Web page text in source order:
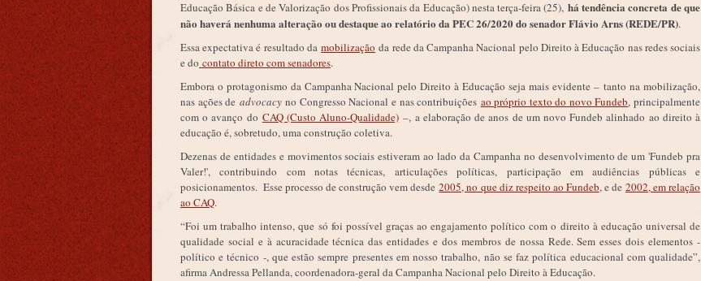
Educação Básica e de Valorização dos Profissionais da Educação) nesta terça-feira (25), há tendência concreta de que
não haverá nenhuma alteração ou destaque ao relatório da PEC 26/2020 do senador Flávio Arns (REDE/PR).
Essa expectativa é resultado damobilização da rede da Campanha Nacional pelo Direito à Educação nas redes sociais
e do contato direto com senadores.
Embora o protagonismo da Campanha Nacional pelo Direito à Educação seja mais evidente – tanto na mobilização,
nas ações de advocacyno Congresso Nacional e nas contribuições ao próprio texto do novo Fundeb, principalmente
com o avanço do CAQ (Custo Aluno-Qualidade) –, a elaboração de anos de um novo Fundeb alinhado ao direito à
educação é, sobretudo, uma construção coletiva.
Dezenas de entidades e movimentos sociais estiveram ao lado da Campanha no desenvolvimento de um 'Fundeb pra
Valer!', contribuindo com notas técnicas, articulações políticas, participação em audiências públicas e
posicionamentos. Esse processo de construção vem desde2005, no que diz respeito ao Fundeb, e de 2002, em relação
ao CAQ.
“Foi um trabalho intenso, que só foi possível graças ao engajamento político com o direito à educação universal de
qualidade social e à acuracidade técnica das entidades e dos membros de nossa Rede. Sem esses dois elementos -
político e técnico -, que estão sempre presentes em nosso trabalho, não se faz política educacional com qualidade”,
afirma Andressa Pellanda, coordenadora-geral da Campanha Nacional pelo Direito à Educação.